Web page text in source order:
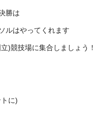
勝は
ルはやってくれます
)競技場に集合しましょう！
に)